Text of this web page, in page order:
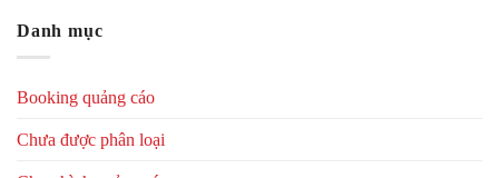
Danh mục
Booking quảng cáo
Chưa được phân loại